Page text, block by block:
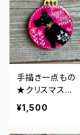
手描き一点もの
★クリスマスオ
ーナメント★グ
レートデン・ワイ
¥1,500